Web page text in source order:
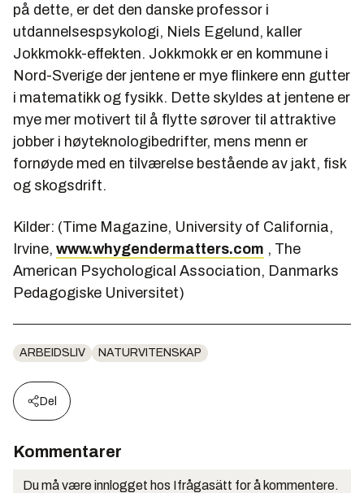
på dette, er det den danske professor i
utdannelsespsykologi, Niels Egelund, kaller
Jokkmokk-effekten. Jokkmokk er en kommune i
Nord-Sverige der jentene er mye flinkere enn gutter
i matematikk og fysikk. Dette skyldes at jentene er
mye mer motivert til å flytte sørover til attraktive
jobber i høyteknologibedrifter, mens menn er
fornøyde med en tilværelse bestående av jakt, fisk
og skogsdrift.
Kilder: (Time Magazine, University of California,
Irvine, www.whygendermatters.com , The
American Psychological Association, Danmarks
Pedagogiske Universitet)
ARBEIDSLIV NATURVITENSKAP
Del
Kommentarer
Du må være innlogget hos Ifrågasätt for å kommentere.